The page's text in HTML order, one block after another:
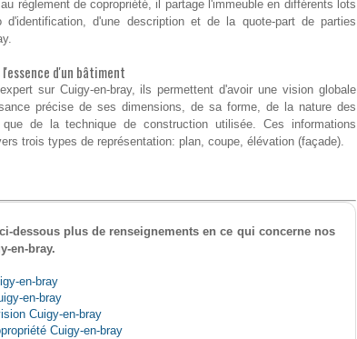
règlement de copropriété, il partage l'immeuble en différents lots
d'identification, d'une description et de la quote-part de parties
d'un bâtiment
sur Cuigy-en-bray, ils permettent d'avoir une vision globale
précise de ses dimensions, de sa forme, de la nature des
de la technique de construction utilisée. Ces informations
trois types de représentation: plan, coupe, élévation (façade).
dessous plus de renseignements en ce qui concerne nos
en-bray.
en-bray
en-bray
Cuigy-en-bray
Cuigy-en-bray